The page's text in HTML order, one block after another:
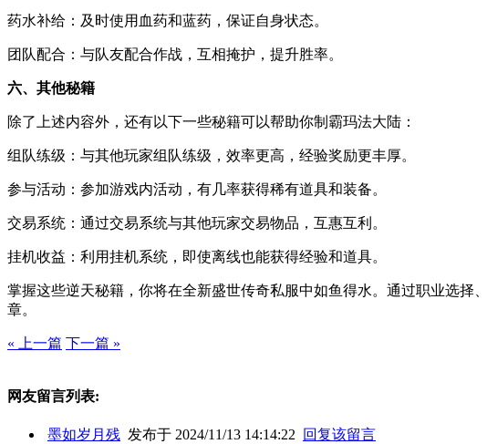
药水补给：及时使用血药和蓝药，保证自身状态。
团队配合：与队友配合作战，互相掩护，提升胜率。
六、其他秘籍
除了上述内容外，还有以下一些秘籍可以帮助你制霸玛法大陆：
组队练级：与其他玩家组队练级，效率更高，经验奖励更丰厚。
参与活动：参加游戏内活动，有几率获得稀有道具和装备。
交易系统：通过交易系统与其他玩家交易物品，互惠互利。
挂机收益：利用挂机系统，即使离线也能获得经验和道具。
掌握这些逆天秘籍，你将在全新盛世传奇私服中如鱼得水。通过职业选
章。
« 上一篇 下一篇 »
网友留言列表:
墨如岁月残 发布于 2024/11/13 14:14:22
回复该留言